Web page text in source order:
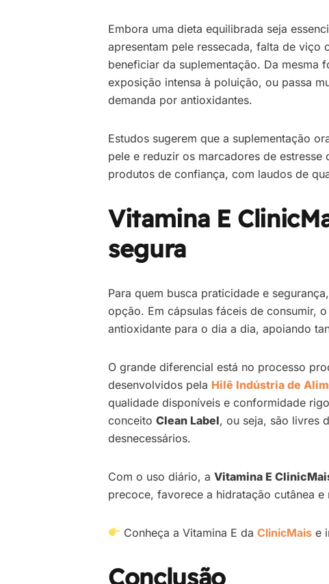
Embora uma dieta equilibrada seja
apresentam pele ressecada, falta de viço
beneficiar da suplementação. Da mesma
exposição intensa à poluição, ou passa
demanda por antioxidantes.
Estudos sugerem que a suplementação
pele e reduzir os marcadores de
produtos de confiança, com laudos de
Vitamina E
segura
Para quem busca praticidade e
opção. Em cápsulas fáceis de consumir,
antioxidante para o dia a dia, apoiando
O grande diferencial está no processo
desenvolvidos pela Hilê Indústria de
qualidade disponíveis e conformidade
conceito Clean Label, ou seja, são livres
desnecessários.
Com o uso diário, a Vitamina E
precoce, favorece a hidratação cutânea
Conheça a Vitamina E daClinicMais e
Conclusão